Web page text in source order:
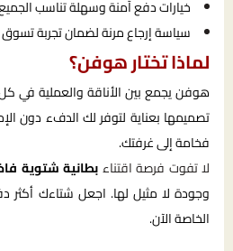
خيارات دفع آمنة وسهلة تناسب
سياسة إرجاع مرنة لضمان تجربة
لماذا تختار هوفن؟
هوفن يجمع بين الأناقة والعملية في
تصميمها بعناية لتوفر لك الدفء دون
فخامة إلى غرفتك.
لا تفوت فرصة اقتناءبطانية شتوية
وجودة لا مثيل لها. اجعل شتاءك
الخاصة الآن.